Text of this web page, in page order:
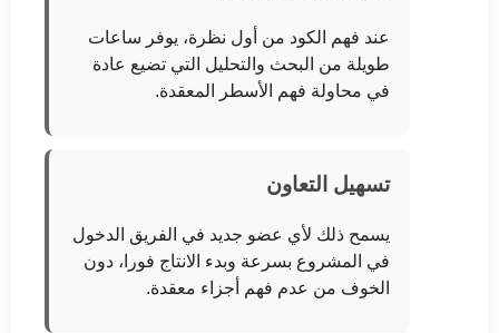
عند فهم الكود من أول نظرة، يوفر ساعات
طويلة من البحث والتحليل التي تضيع عادة
في محاولة فهم الأسطر المعقدة.
تسهيل التعاون
يسمح ذلك لأي عضو جديد في الفريق الدخول
في المشروع بسرعة وبدء الانتاج فورا، دون
الخوف من عدم فهم أجزاء معقدة.